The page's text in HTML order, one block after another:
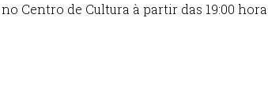
Centro de Cultura à partir das 19:00